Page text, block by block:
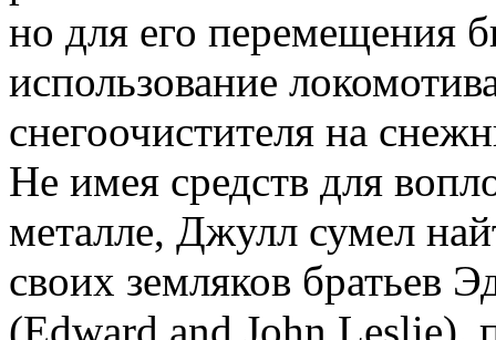
но для его перемещения
использование
снегоочистителя на
Не имея средств для
металле, Джулл сумел
своих земляков братьев